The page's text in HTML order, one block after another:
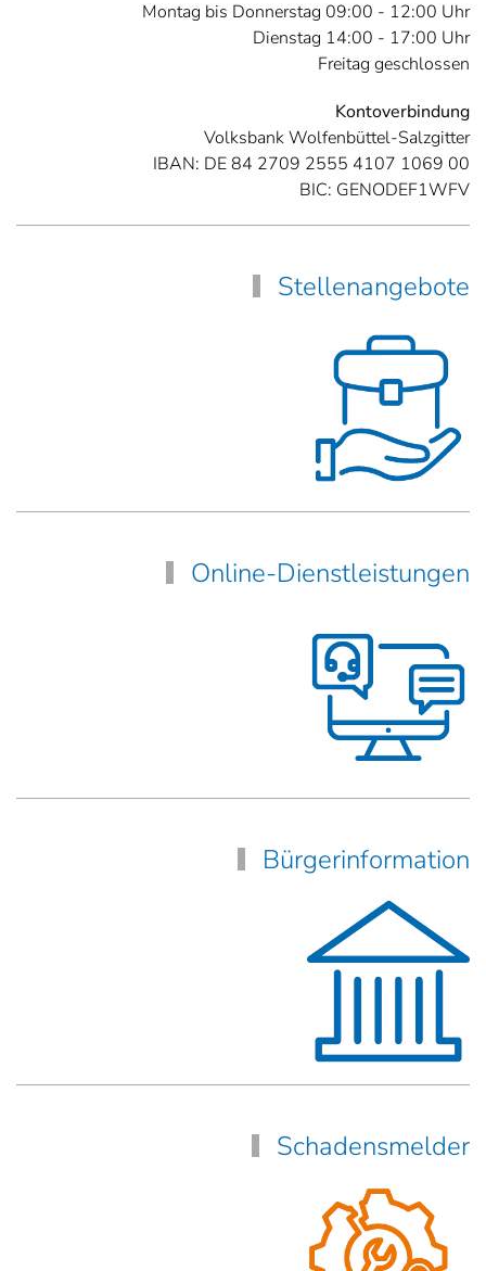
Montag bis Donnerstag 09:00 - 12:00 Uhr
Dienstag 14:00 - 17:00 Uhr
Freitag geschlossen
Kontoverbindung
Volksbank Wolfenbüttel-Salzgitter
IBAN: DE 84 2709 2555 4107 1069 00
BIC: GENODEF1WFV
Stellenangebote
Online-Dienstleistungen
Bürgerinformation
Schadensmelder